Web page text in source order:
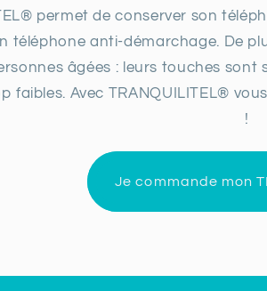
permet de conserver son
téléphone anti-démarchage. De
âgées : leurs touches sont
faibles. Avec TRANQUILITEL®
!
Je commande mon